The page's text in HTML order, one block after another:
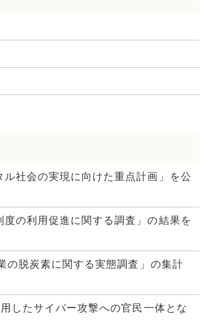
ル社会の実現に向けた重点計画」を公
の利用促進に関する調査」の結果を
の脱炭素に関する実態調査」の集計
したサイバー攻撃への官民一体とな